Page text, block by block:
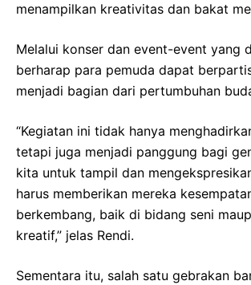
menampilkan kreativitas dan bakat
Melalui konser dan event-event yang
berharap para pemuda dapat
menjadi bagian dari pertumbuhan
“Kegiatan ini tidak hanya
tetapi juga menjadi panggung bagi
kita untuk tampil dan
harus memberikan mereka
berkembang, baik di bidang seni
kreatif,” jelas Rendi.
Sementara itu, salah satu gebrakan